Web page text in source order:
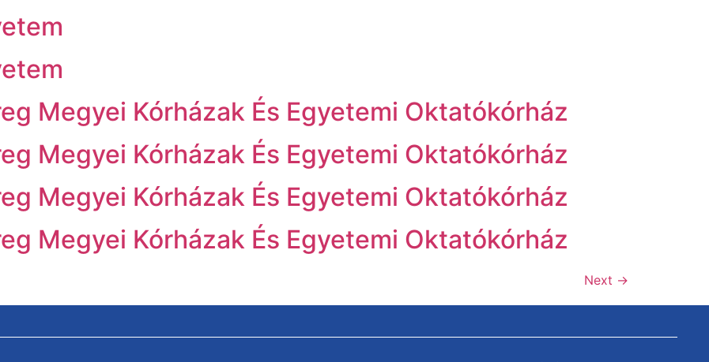
Megyei Kórházak És Egyetemi Oktatókórház
Megyei Kórházak És Egyetemi Oktatókórház
Megyei Kórházak És Egyetemi Oktatókórház
Megyei Kórházak És Egyetemi Oktatókórház
Next →